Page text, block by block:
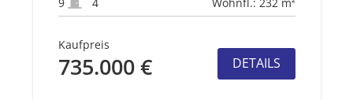
9 4 Wohnfl.: 232 m²
Kaufpreis
735.000 € DETAILS